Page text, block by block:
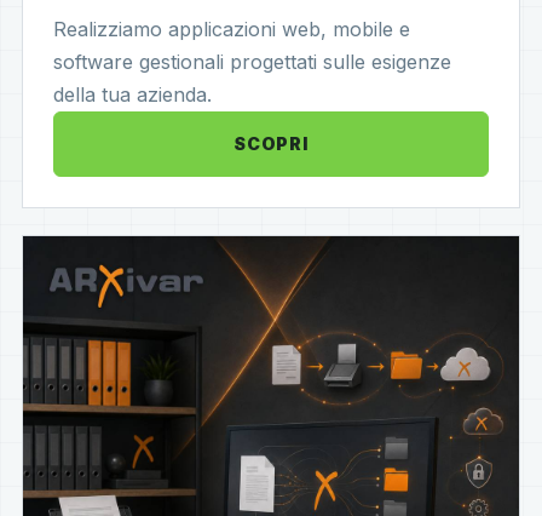
Realizziamo applicazioni web, mobile e
software gestionali progettati sulle esigenze
della tua azienda.
SCOPRI